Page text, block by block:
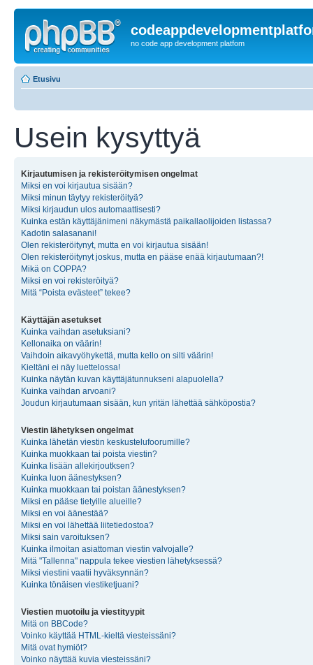
no code app development platfom
Etusivu
Usein kysyttyä
Kirjautumisen ja rekisteröitymisen ongelmat
Miksi en voi kirjautua sisään?
Miksi minun täytyy rekisteröityä?
Miksi kirjaudun ulos automaattisesti?
Kuinka estän käyttäjänimeni näkymästä paikallaolijoiden listassa?
Kadotin salasanani!
Olen rekisteröitynyt, mutta en voi kirjautua sisään!
Olen rekisteröitynyt joskus, mutta en pääse enää kirjautumaan?!
Mikä on COPPA?
Miksi en voi rekisteröityä?
Mitä “Poista evästeet” tekee?
Käyttäjän asetukset
Kuinka vaihdan asetuksiani?
Kellonaika on väärin!
Vaihdoin aikavyöhykettä, mutta kello on silti väärin!
Kieltäni ei näy luettelossa!
Kuinka näytän kuvan käyttäjätunnukseni alapuolella?
Kuinka vaihdan arvoani?
Joudun kirjautumaan sisään, kun yritän lähettää sähköpostia?
Viestin lähetyksen ongelmat
Kuinka lähetän viestin keskustelufoorumille?
Kuinka muokkaan tai poista viestin?
Kuinka lisään allekirjoutksen?
Kuinka luon äänestyksen?
Kuinka muokkaan tai poistan äänestyksen?
Miksi en pääse tietyille alueille?
Miksi en voi äänestää?
Miksi en voi lähettää liitetiedostoa?
Miksi sain varoituksen?
Kuinka ilmoitan asiattoman viestin valvojalle?
Mitä "Tallenna" nappula tekee viestien lähetyksessä?
Miksi viestini vaatii hyväksynnän?
Kuinka tönäisen viestiketjuani?
Viestien muotoilu ja viestityypit
Mitä on BBCode?
Voinko käyttää HTML-kieltä viesteissäni?
Mitä ovat hymiöt?
Voinko näyttää kuvia viesteissäni?